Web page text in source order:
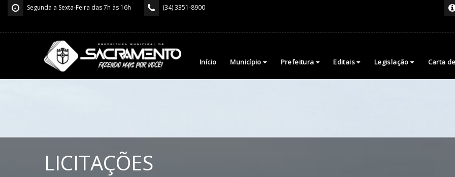
Segunda a Sexta-Feira das 7h às 16h (34) 3351-8900
Início Município Prefeitura Editais Legislação Carta
LICITAÇÕES